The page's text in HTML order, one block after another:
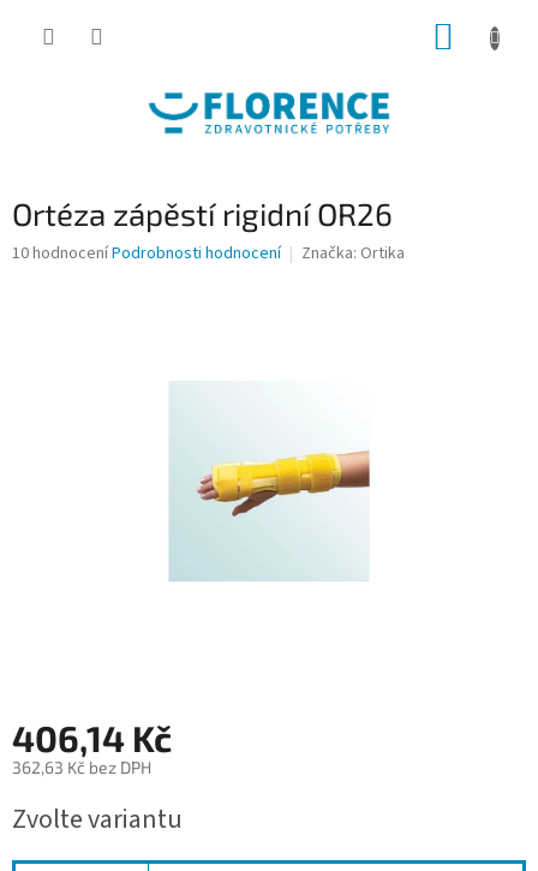
Ortéza zápěstí rigidní OR26
Průměrné
10 hodnoceníPodrobnosti hodnocení Značka: Ortika
406,14 Kč
362,63 Kč bez DPH
cena:
Zvolte variantu